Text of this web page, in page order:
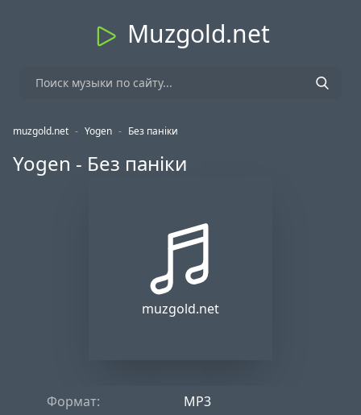
Muzgold.net
muzgold.net - Yogen - Без паніки
Yogen - Без паніки
muzgold.net
Формат:
MP3